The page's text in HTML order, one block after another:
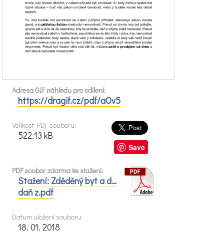
Adresa GIF náhledu pro sdílení:
https://dragif.cz/pdf/aOv5
Save
Velikost PDF souboru:
522.13 kB
PDF soubor zdarma ke stažení:
Stažení: Zděděný byt a d…
daň z.pdf
Datum uložení souboru:
18. 01. 2018